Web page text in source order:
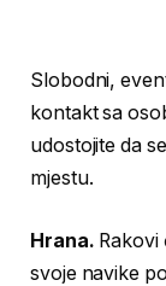
Slobodni,
kontakt sa
udostojite da
mjestu.
Hrana.
svoje navike